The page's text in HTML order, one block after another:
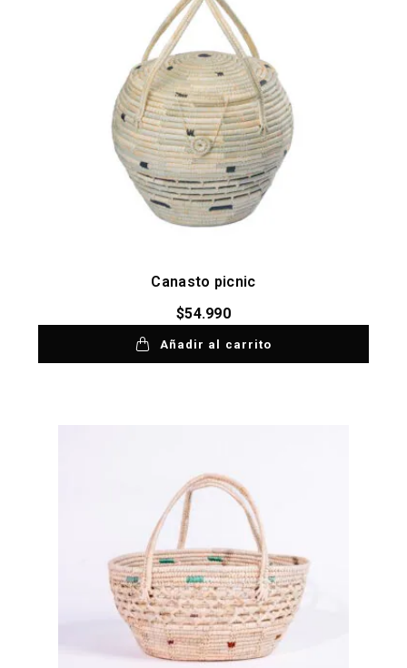
Canasto picnic
$54.990
Añadir al carrito